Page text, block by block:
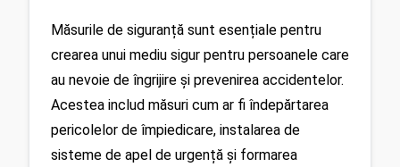
Măsurile de siguranță sunt esențiale pentru
crearea unui mediu sigur pentru persoanele care
au nevoie de îngrijire și prevenirea accidentelor.
Acestea includ măsuri cum ar fi îndepărtarea
pericolelor de împiedicare, instalarea de
sisteme de apel de urgență și formarea